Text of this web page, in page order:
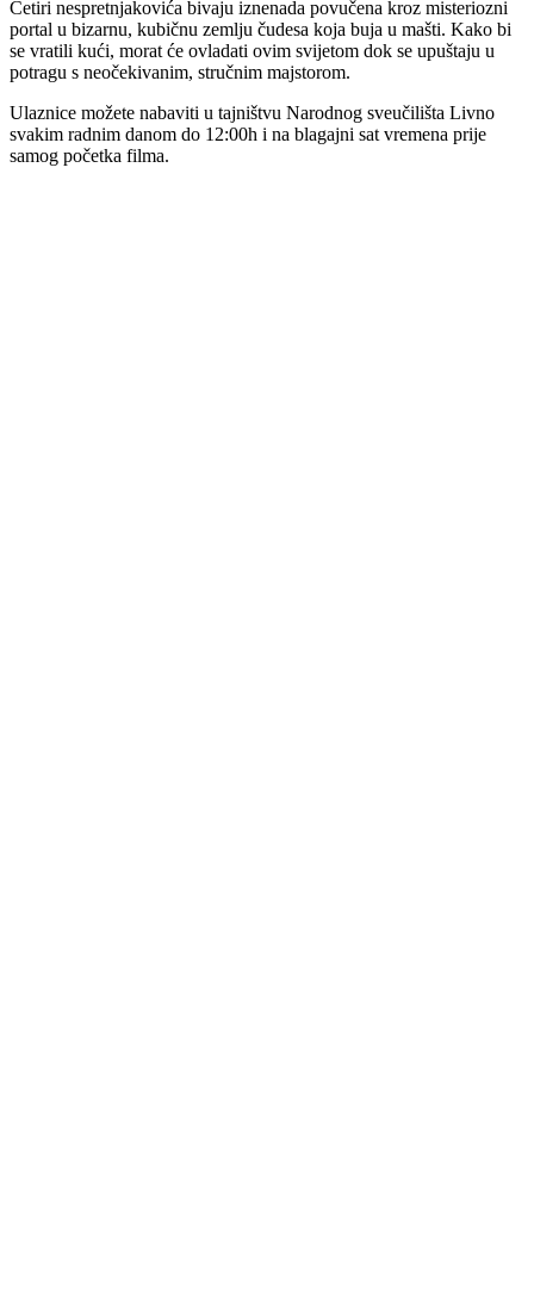
Četiri nespretnjakovića bivaju iznenada povučena kroz misteriozni
portal u bizarnu, kubičnu zemlju čudesa koja buja u mašti. Kako bi
se vratili kući, morat će ovladati ovim svijetom dok se upuštaju u
potragu s neočekivanim, stručnim majstorom.
Ulaznice možete nabaviti u tajništvu Narodnog sveučilišta Livno
svakim radnim danom do 12:00h i na blagajni sat vremena prije
samog početka filma.